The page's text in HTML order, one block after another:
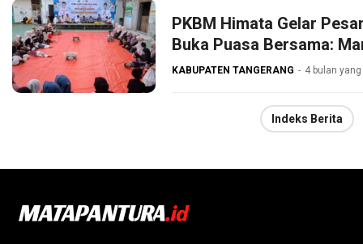
PKBM Himata Gelar
Buka Puasa Bersama:
KABUPATEN TANGERANG 4 bulan
Indeks Berita